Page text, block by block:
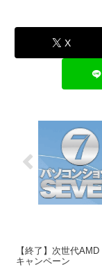
X
【終了】次世代
キャンペーン